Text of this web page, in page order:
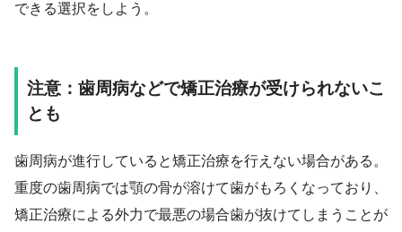
できる選択をしよう。
注意：歯周病などで矯正治療が受けられないこ
とも
歯周病が進行していると矯正治療を行えない場合がある。
重度の歯周病では顎の骨が溶けて歯がもろくなっており、
矯正治療による外力で最悪の場合歯が抜けてしまうことが